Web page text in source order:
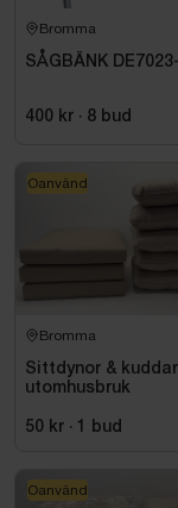
Bromma
SÅGBÄNK
400 kr · 8 bud
Bromma
Sittdynor &
utomhusbruk
50 kr · 1 bud
Oanvänd
Oanvänd